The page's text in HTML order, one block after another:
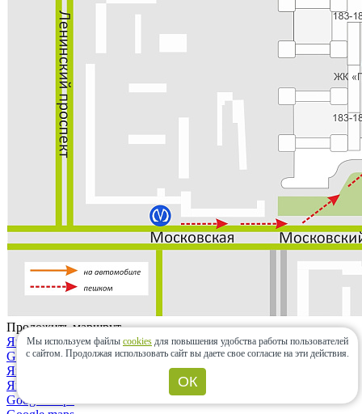
Проложить маршрут
Яндекс.карты
Google maps
Яндекс.карты
Яндекс.навигатор
Google maps
Мы используем файлы cookies для повышения удобства работы пользователей
с сайтом. Продолжая использовать сайт вы даете свое согласие на эти действия.
ОК